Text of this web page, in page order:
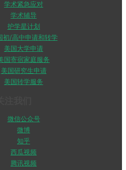
学术紧急应对
学术辅导
护学星计划
初/高中申请和转学
美国大学申请
国寄宿家庭服务
美国研究生申请
美国转学服务
微信公众号
微博
知乎
西瓜视频
腾讯视频